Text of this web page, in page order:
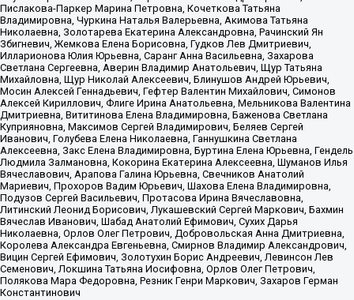
Пислакова-Паркер Марина Петровна, Кочеткова Татьяна
Владимировна, Чуркина Наталья Валерьевна, Акимова Татьяна
Николаевна, Золотарева Екатерина Александровна, Рачинский Ян
Збигневич, Жемкова Елена Борисовна, Гудков Лев Дмитриевич,
Илларионова Юлия Юрьевна, Саранг Анна Васильевна, Захарова
Светлана Сергеевна, Аверин Владимир Анатольевич, Щур Татьяна
Михайловна, Щур Николай Алексеевич, Блинушов Андрей Юрьевич,
Мосин Алексей Геннадьевич, Гефтер Валентин Михайлович, Симонов
Алексей Кириллович, Флиге Ирина Анатольевна, Мельникова Валентина
Дмитриевна, Вититинова Елена Владимировна, Баженова Светлана
Куприяновна, Максимов Сергей Владимирович, Беляев Сергей
Иванович, Голубева Елена Николаевна, Ганнушкина Светлана
Алексеевна, Закс Елена Владимировна, Буртина Елена Юрьевна, Гендель
Людмила Залмановна, Кокорина Екатерина Алексеевна, Шуманов Илья
Вячеславович, Арапова Галина Юрьевна, Свечников Анатолий
Мариевич, Прохоров Вадим Юрьевич, Шахова Елена Владимировна,
Подузов Сергей Васильевич, Протасова Ирина Вячеславовна,
Литинский Леонид Борисович, Лукашевский Сергей Маркович, Бахмин
Вячеслав Иванович, Шабад Анатолий Ефимович, Сухих Дарья
Николаевна, Орлов Олег Петрович, Добровольская Анна Дмитриевна,
Королева Александра Евгеньевна, Смирнов Владимир Александрович,
Вицин Сергей Ефимович, Золотухин Борис Андреевич, Левинсон Лев
Семенович, Локшина Татьяна Иосифовна, Орлов Олег Петрович,
Полякова Мара Федоровна, Резник Генри Маркович, Захаров Герман
Константинович